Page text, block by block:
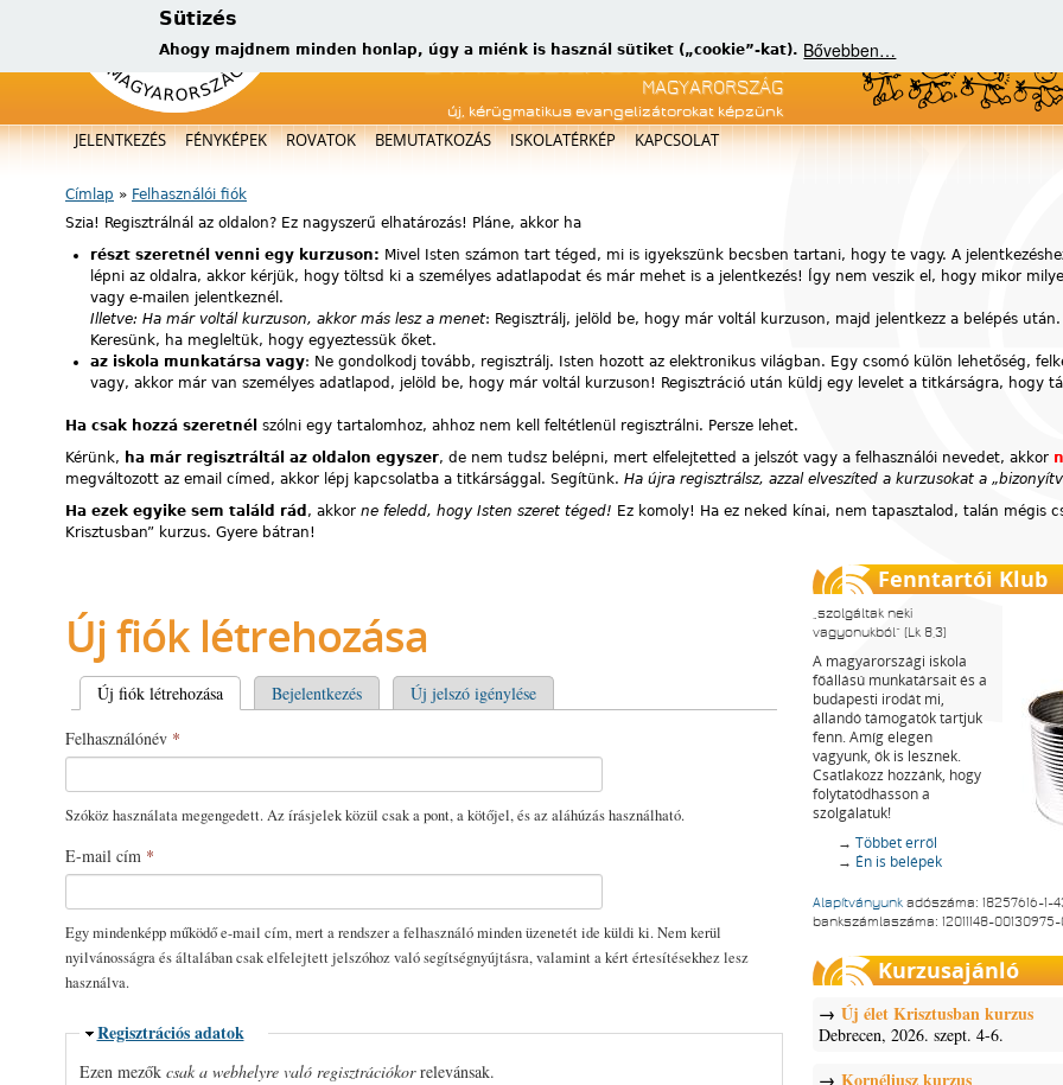
Sütizés
Ahogy majdnem minden honlap, úgy a miénk is használ sütiket („cookie”-kat). Bővebben…
új, kérügmatikus evangelizátorokat képzünk
Főmenü
JELENTKEZÉS FÉNYKÉPEK ROVATOK BEMUTATKOZÁS ISKOLATÉRKÉP KAPCSOLAT
Jelenlegi hely
Címlap » Felhasználói fiók
Szia! Regisztrálnál az oldalon? Ez nagyszerű elhatározás! Pláne, akkor ha
részt szeretnél venni egy kurzuson: Mivel Isten számon tart téged, mi is igyekszünk becsben tartani, hogy te vagy. A
lépni az oldalra, akkor kérjük, hogy töltsd ki a személyes adatlapodat és már mehet is a jelentkezés! Így nem veszik el, hogy mikor
vagy e-mailen jelentkeznél.
Illetve: Ha már voltál kurzuson, akkor más lesz a menet: Regisztrálj, jelöld be, hogy már voltál kurzuson, majd jelentkezz a belépés
Keresünk, ha megleltük, hogy egyeztessük őket.
az iskola munkatársa vagy: Ne gondolkodj tovább, regisztrálj. Isten hozott az elektronikus világban. Egy csomó külön lehetőség,
vagy, akkor már van személyes adatlapod, jelöld be, hogy már voltál kurzuson! Regisztráció után küldj egy levelet a titkárságra, hogy
Ha csak hozzá szeretnél szólni egy tartalomhoz, ahhoz nem kell feltétlenül regisztrálni. Persze lehet.
Kérünk, ha már regisztráltál az oldalon egyszer, de nem tudsz belépni, mert elfelejtetted a jelszót vagy a felhasználói nevedet, akkor
megváltozott az email címed, akkor lépj kapcsolatba a titkársággal. Segítünk. Ha újra regisztrálsz, azzal elveszíted a kurzusokat a
Ha ezek egyike sem találd rád , akkor ne feledd, hogy Isten szeret téged! Ez komoly! Ha ez neked kínai, nem tapasztalod, talán mégis
Krisztusban” kurzus. Gyere bátran!
Új fiók létrehozása
Elsődleges fülek
Új fiók létrehozása (aktív fül)Bejelentkezés Új jelszó igénylése
Felhasználónév *
Szóköz használata megengedett. Az írásjelek közül csak a pont, a kötőjel, és az aláhúzás használható.
E-mail cím *
Egy mindenképp működő e-mail cím, mert a rendszer a felhasználó minden üzenetét ide küldi ki. Nem kerül
nyilvánosságra és általában csak elfelejtett jelszóhoz való segítségnyújtásra, valamint a kért értesítésekhez lesz
használva.
Elrejtés
Regisztrációs adatok
Ezen mezők csak a webhelyre való regisztrációkorrelevánsak.
Fenntartói Klub
szolgáltak neki
vagyonukból
(Lk 8,3)
A magyarországi iskola
főállású munkatársait és a
budapesti irodát mi,
állandó támogatók tartjuk
fenn. Amíg elegen
vagyunk, ők is lesznek.
Csatlakozz hozzánk, hogy
folytatódhasson a
szolgálatuk!
→ Többet erről
→ Én is belépek
Alapítványunk adószáma: 18257616-1-
bankszámlaszáma: 12011148-
Kurzusajánló
Új élet Krisztusban kurzus
Debrecen, 2026. szept. 4-6.
Kornéliusz kurzus